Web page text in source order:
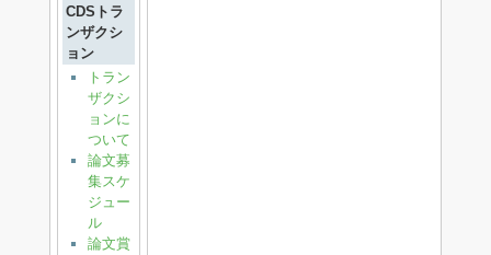
CDSトラ
ンザクシ
ョン
トラン
ザクシ
ョンに
ついて
論文募
集スケ
ジュー
ル
論文賞